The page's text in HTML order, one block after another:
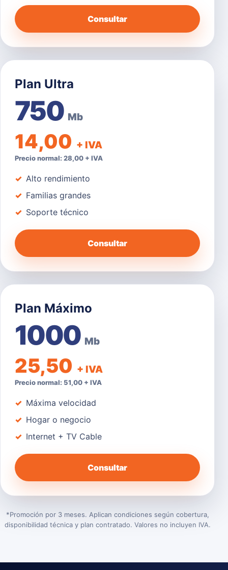
Consultar
Plan Ultra
750 Mb
14,00 + IVA
Precio normal: 28,00 + IVA
Alto rendimiento
Familias grandes
Soporte técnico
Consultar
Plan Máximo
1000 Mb
25,50 + IVA
Precio normal: 51,00 + IVA
Máxima velocidad
Hogar o negocio
Internet + TV Cable
Consultar
*Promoción por 3 meses. Aplican condiciones según cobertura,
disponibilidad técnica y plan contratado. Valores no incluyen IVA.